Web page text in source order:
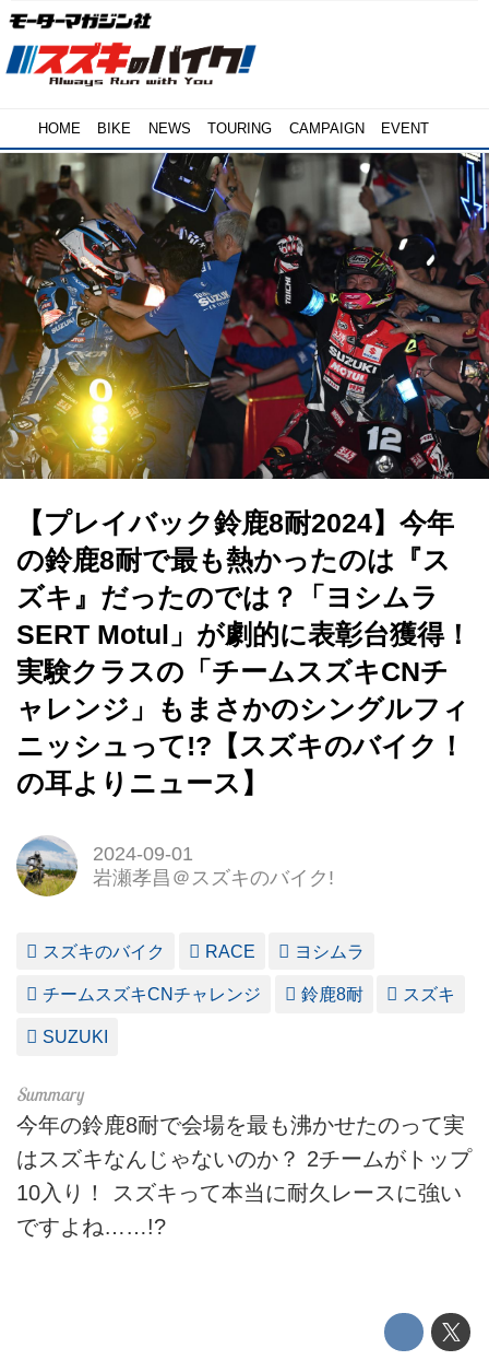
HOME BIKE NEWS TOURING CAMPAIGN EVENT
【プレイバック鈴鹿8耐2024】今年
の鈴鹿8耐で最も熱かったのは『ス
ズキ』だったのでは？「ヨシムラ
SERT Motul」が劇的に表彰台獲得！
実験クラスの「チームスズキCNチ
ャレンジ」もまさかのシングルフィ
ニッシュって!?【スズキのバイク！
の耳よりニュース】
2024-09-01
岩瀬孝昌＠スズキのバイク!
スズキのバイク RACE ヨシムラ
チームスズキCNチャレンジ 鈴鹿8耐 スズキ
SUZUKI
今年の鈴鹿8耐で会場を最も沸かせたのって実
はスズキなんじゃないのか？ 2チームがトップ
10入り！ スズキって本当に耐久レースに強い
ですよね……!?